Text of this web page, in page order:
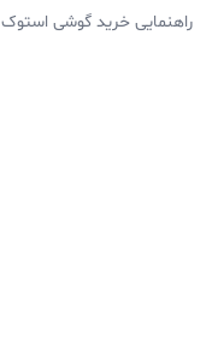
راهنمایی خرید گوشی استوک